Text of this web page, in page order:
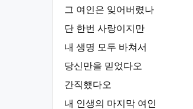
그 여인은 잊어버렸나
단 한번 사랑이지만
내 생명 모두 바쳐서
당신만을 믿었다오
간직했다오
내 인생의 마지막 여인